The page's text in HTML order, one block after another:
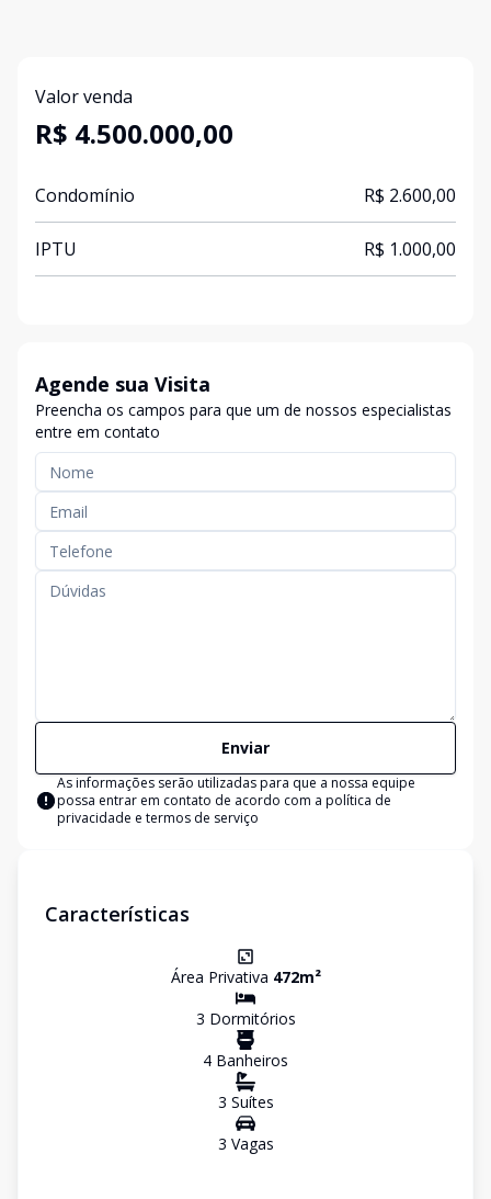
Valor venda
R$ 4.500.000,00
Condomínio R$ 2.600,00
IPTU R$ 1.000,00
Agende sua Visita
Preencha os campos para que um de nossos especialistas
entre em contato
Enviar
As informações serão utilizadas para que a nossa equipe
possa entrar em contato de acordo com a política de
privacidade e termos de serviço
Características
Área Privativa 472m²
3 Dormitórios
4 Banheiros
3 Suítes
3 Vagas